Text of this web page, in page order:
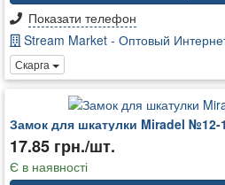
Показати телефон
Stream Market - Оптовый
Скарга
Замок для шкатулки Miradel №12-
17.85 грн./шт.
Є в наявності